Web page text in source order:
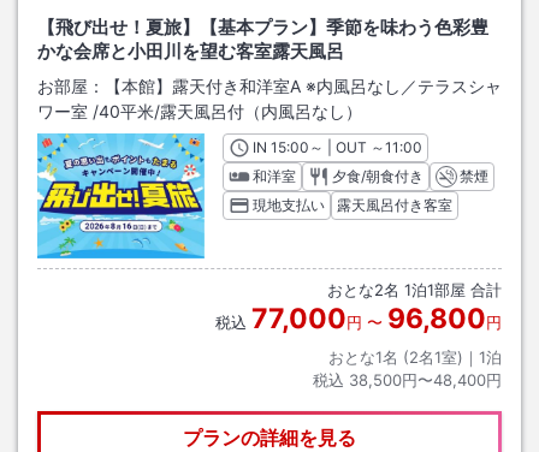
【飛び出せ！夏旅】【基本プラン】季節を味わう色彩豊
かな会席と小田川を望む客室露天風呂
お部屋：
【本館】露天付き和洋室A ※内風呂なし／テラスシャ
ワー室 /40平米/露天風呂付（内風呂なし）
INチェックイン
15:00 ～ | OUT チェックアウト
～11:00
和洋室
夕食/朝食付き
禁煙
現地支払い
露天風呂付き客室
おとな2名 1泊1部屋 合計
税込 77,000円 〜 96,800円
おとな1名 (2名1室)｜ 1泊
税込 38,500円〜48,400円
プランの詳細を見る